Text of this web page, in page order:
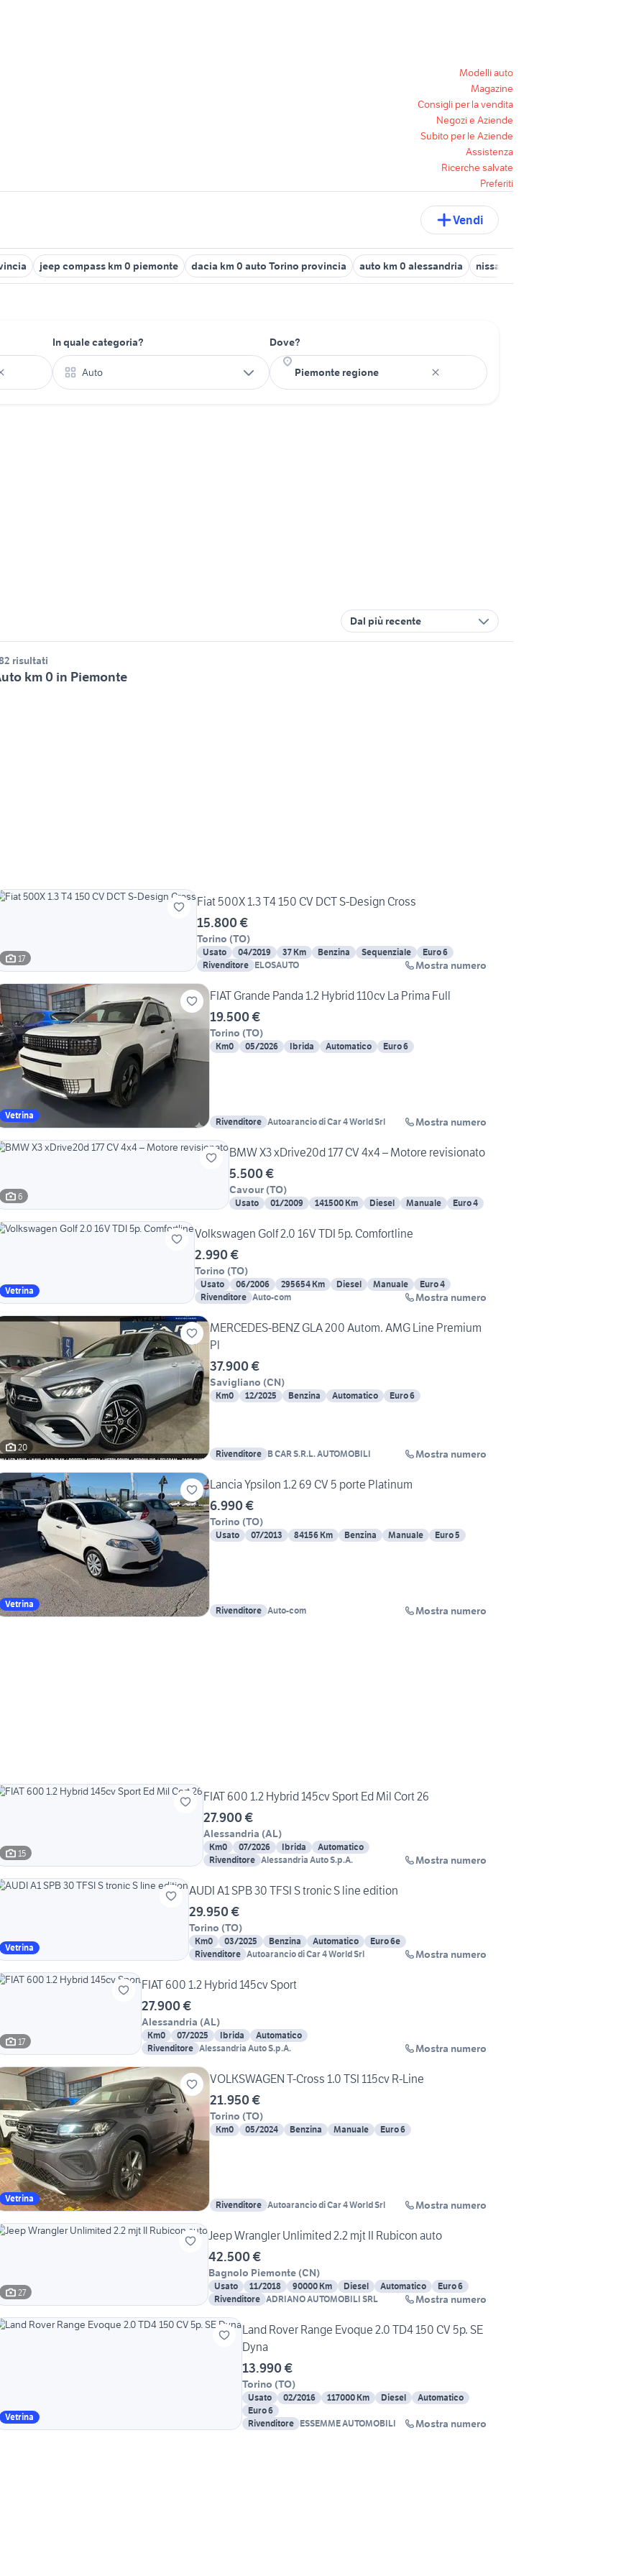
Modelli auto
Magazine
Consigli per la vendita
Negozi e Aziende
Subito per le Aziende
Assistenza
Ricerche salvate
Preferiti
Vendi
jeep compass km 0 piemonte dacia km 0 auto Torino provincia auto km 0 alessandria nissan micra km 0 torino
In quale categoria?
Auto
Dove?
Dal più recente
risultati
km 0 in Piemonte
17
Fiat 500X 1.3 T4 150 CV DCT S-Design Cross
15.800 €
Torino (TO)
Usato 04/2019 37 Km Benzina Sequenziale
Euro 6
Rivenditore ELOSAUTO Mostra numero
Vetrina
FIAT Grande Panda 1.2 Hybrid 110cv La Prima Full
19.500 €
Torino (TO)
Km0 05/2026 Ibrida Automatico Euro 6
Rivenditore Autoarancio di Car 4 World Srl Mostra numero
6
BMW X3 xDrive20d 177 CV 4x4 – Motore revisionato
5.500 €
Cavour (TO)
Usato 01/2009 141500 Km Diesel Manuale Euro 4
Vetrina
Volkswagen Golf 2.0 16V TDI 5p. Comfortline
2.990 €
Torino (TO)
Usato 06/2006 295654 Km Diesel Manuale
Euro 4
Rivenditore Auto-com Mostra numero
20
MERCEDES-BENZ GLA 200 Autom. AMG Line Premium
Pl
37.900 €
Savigliano (CN)
Km0 12/2025 Benzina Automatico Euro 6
Rivenditore B CAR S.R.L. AUTOMOBILI Mostra numero
Vetrina
Lancia Ypsilon 1.2 69 CV 5 porte Platinum
6.990 €
Torino (TO)
Usato 07/2013 84156 Km Benzina Manuale Euro 5
Rivenditore Auto-com Mostra numero
15
FIAT 600 1.2 Hybrid 145cv Sport Ed Mil Cort 26
27.900 €
Alessandria (AL)
Km0 07/2026 Ibrida
Automatico
Rivenditore Alessandria Auto S.p.A. Mostra numero
Vetrina
AUDI A1 SPB 30 TFSI S tronic S line edition
29.950 €
Torino (TO)
Km0 03/2025 Benzina Automatico
Euro 6e
Rivenditore Autoarancio di Car 4 World Srl Mostra numero
17
FIAT 600 1.2 Hybrid 145cv Sport
27.900 €
Alessandria (AL)
Km0 07/2025 Ibrida
Automatico
Rivenditore Alessandria Auto S.p.A. Mostra numero
Vetrina
VOLKSWAGEN T-Cross 1.0 TSI 115cv R-Line
21.950 €
Torino (TO)
Km0 05/2024 Benzina Manuale Euro 6
Rivenditore Autoarancio di Car 4 World Srl Mostra numero
27
Jeep Wrangler Unlimited 2.2 mjt II Rubicon auto
42.500 €
Bagnolo Piemonte (CN)
Usato 11/2018 90000 Km Diesel Automatico
Euro 6
Rivenditore ADRIANO AUTOMOBILI SRL Mostra numero
Vetrina
Land Rover Range Evoque 2.0 TD4 150 CV 5p. SE
Dyna
13.990 €
Torino (TO)
Usato 02/2016 117000 Km Diesel
Automatico
Euro 6
Rivenditore ESSEMME AUTOMOBILI Mostra numero